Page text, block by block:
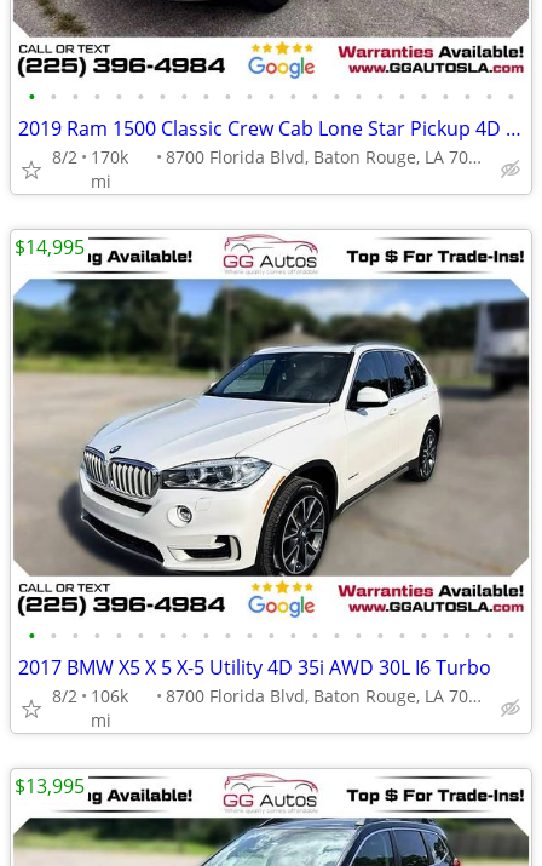
• • • • • • • • • • • • • • • • • • • • • • •
2019 Ram 1500 Classic Crew Cab Lone Star Pickup 4D 5 12 ft
8/2
170k
mi
8700 Florida Blvd, Baton Rouge, LA 70815
• • • • • • • • • • • • • • • • • • • • • • •
2017 BMW X5 X 5 X-5 Utility 4D 35i AWD 30L I6 Turbo
8/2
106k
mi
8700 Florida Blvd, Baton Rouge, LA 70815
$14,995
$13,995